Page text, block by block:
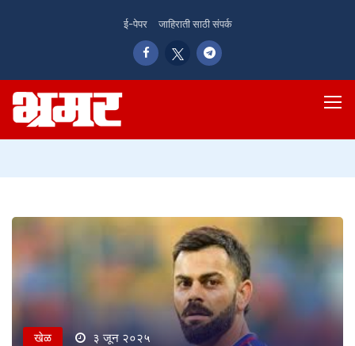
ई-पेपर जाहिराती साठी संपर्क
खेळ ३ जून २०२५